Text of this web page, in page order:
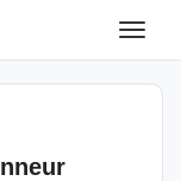
Toggle